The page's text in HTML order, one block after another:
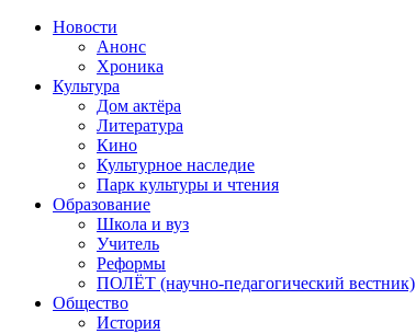
Новости
Анонс
Хроника
Культура
Дом актёра
Литература
Кино
Культурное наследие
Парк культуры и чтения
Образование
Школа и вуз
Учитель
Реформы
ПОЛЁТ (научно-педагогический вестник)
Общество
История